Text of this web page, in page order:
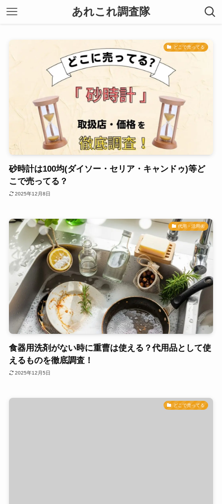
あれこれ調査隊
どこで売ってる
砂時計は100均(ダイソー・セリア・キャンドゥ)等ど
こで売ってる？
2025年12月8日
代用・活用術
食器用洗剤がない時に重曹は使える？代用品として使
えるものを徹底調査！
2025年12月5日
どこで売ってる